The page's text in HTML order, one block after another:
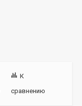
К
сравнению